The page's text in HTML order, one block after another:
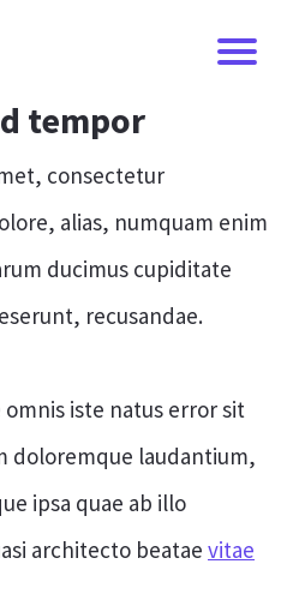
tempor
consectetur
alias, numquam enim
ducimus cupiditate
recusandae.
iste natus error sit
doloremque laudantium,
ipsa quae ab illo
architecto beatae vitae